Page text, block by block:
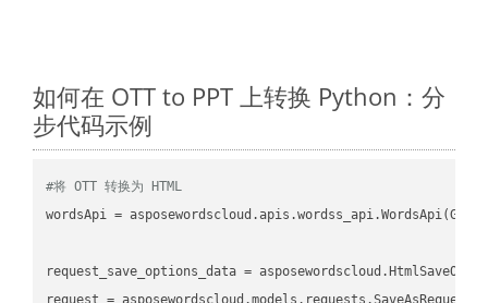
如何在 OTT to PPT 上转换 Python：分
步代码示例
#将 OTT 转换为 HTML
wordsApi =
request_save_options_data =
request =